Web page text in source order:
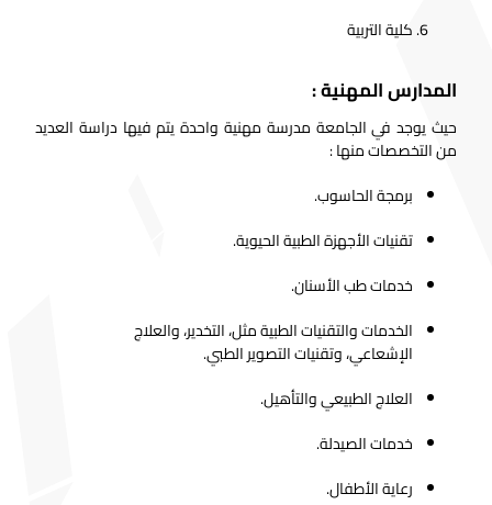
كلية التربية
المدارس المهنية :
حيث يوجد في الجامعة مدرسة مهنية واحدة يتم فيها دراسة العديد
من التخصصات منها :
برمجة الحاسوب.
تقنيات الأجهزة الطبية الحيوية.
خدمات طب الأسنان.
الخدمات والتقنيات الطبية مثل، التخدير، والعلاج
الإشعاعي، وتقنيات التصوير الطبي.
العلاج الطبيعي والتأهيل.
خدمات الصيدلة.
رعاية الأطفال.